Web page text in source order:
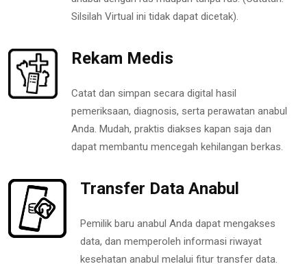
Silsilah Virtual ini tidak dapat dicetak).
Rekam Medis
Catat dan simpan secara digital hasil
pemeriksaan, diagnosis, serta perawatan anabul
Anda. Mudah, praktis diakses kapan saja dan
dapat membantu mencegah kehilangan berkas.
Transfer Data Anabul
Pemilik baru anabul Anda dapat mengakses
data, dan memperoleh informasi riwayat
kesehatan anabul melalui fitur transfer data.